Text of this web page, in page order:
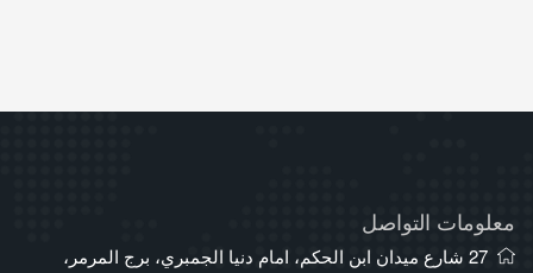
معلومات التواصل
27 شارع ميدان ابن الحكم، امام دنيا الجمبري، برج المرمر،